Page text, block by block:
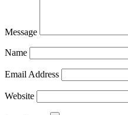
Message
Name
Email Address
Website